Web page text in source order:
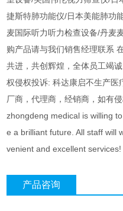
捷斯特肺功能仪/日本美能肺功
麦国际听力听力检查设备/丹麦
购产品请与我们销售经理联系
共进，共创辉煌，全体员工竭
权侵权投诉: 科达康启不生产医
厂商，代理商，经销商，如有
zhongdeng medical is willing
e a brilliant future. All staff will
venient and excellent services!
产品咨询